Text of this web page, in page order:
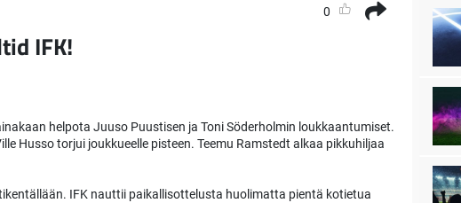
0
IFK!
helpota Juuso Puustisen ja Toni Söderholmin loukkaantumiset.
Husso torjui joukkueelle pisteen. Teemu Ramstedt alkaa pikkuhiljaa
IFK nauttii paikallisottelusta huolimatta pientä kotietua